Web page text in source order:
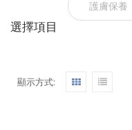
護膚保養
選擇項目
顯示方式: